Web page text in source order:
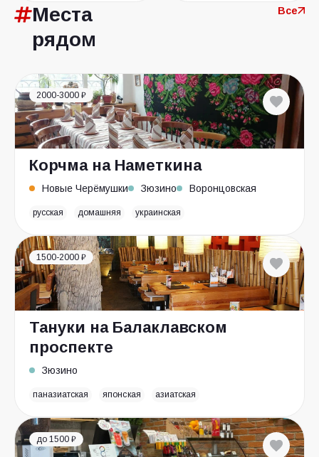
Места
рядом
Все
2000-3000 ₽
Корчма на Наметкина
Новые Черёмушки Зюзино Воронцовская
русская домашняя украинская
1500-2000 ₽
Тануки на Балаклавском
проспекте
Зюзино
паназиатская японская азиатская
до 1500 ₽